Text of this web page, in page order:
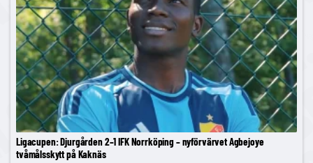
Ligacupen: Djurgården 2–1 IFK Norrköping – nyförvärvet Agbejoye
tvåmålsskytt på Kaknäs